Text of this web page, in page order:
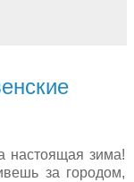
зима!
за городом,